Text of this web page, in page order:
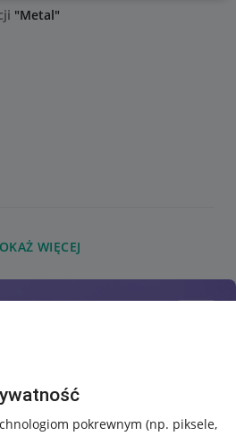
pokrewnym (np. piksele,
"Metal"
WIĘCEJ